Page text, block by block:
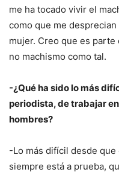
me ha tocado vivir el
como que me
mujer. Creo que es
no machismo como tal.
-¿Qué ha sido lo más
periodista, de trabajar
hombres?
-Lo más difícil desde
siempre está a prueba,